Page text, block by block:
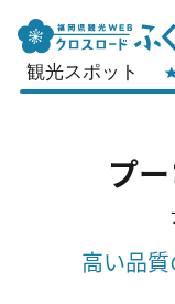
観光スポット
プ
高い品